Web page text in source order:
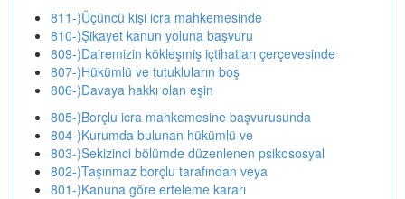
811-)Üçüncü kişi icra mahkemesinde
810-)Şikayet kanun yoluna başvuru
809-)Dairemizin kökleşmiş içtihatları çerçevesinde
807-)Hükümlü ve tutukluların boş
806-)Davaya hakkı olan eşin
805-)Borçlu icra mahkemesine başvurusunda
804-)Kurumda bulunan hükümlü ve
803-)Sekizinci bölümde düzenlenen psikososyal
802-)Taşınmaz borçlu tarafından veya
801-)Kanuna göre erteleme kararı